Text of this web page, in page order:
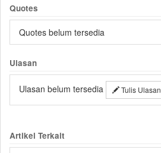
Quotes
Quotes belum tersedia
Ulasan
Ulasan belum tersedia Tulis Ulasan
Artikel Terkait